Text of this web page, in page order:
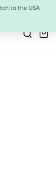
to the USA